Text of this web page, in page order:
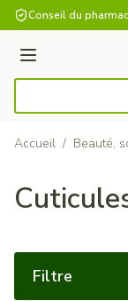
Aller au contenu
Conseil du
Menu
Accueil / Beauté,
Filtre